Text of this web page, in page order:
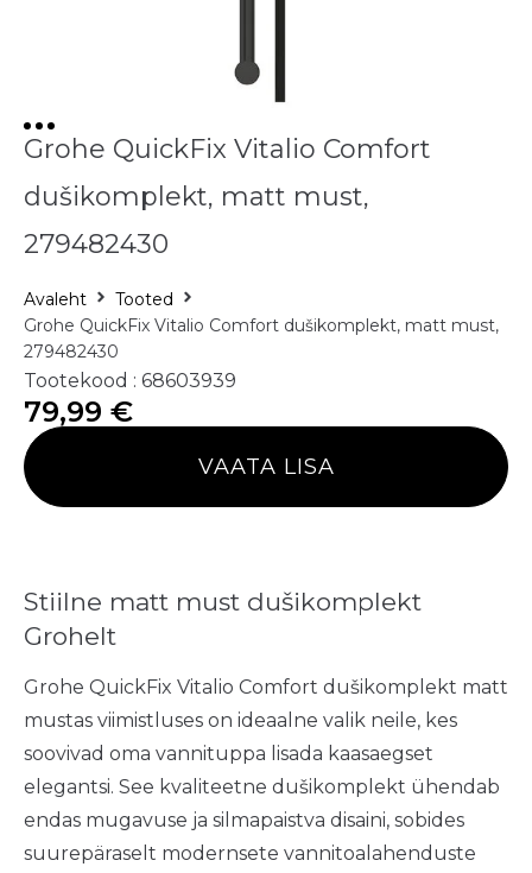
Grohe QuickFix Vitalio Comfort
dušikomplekt, matt must,
279482430
Avaleht
Tooted
Grohe QuickFix Vitalio Comfort dušikomplekt, matt must,
279482430
Tootekood : 68603939
79,99 €
VAATA LISA
Stiilne matt must dušikomplekt
Grohelt
Grohe QuickFix Vitalio Comfort dušikomplekt matt
mustas viimistluses on ideaalne valik neile, kes
soovivad oma vannituppa lisada kaasaegset
elegantsi. See kvaliteetne dušikomplekt ühendab
endas mugavuse ja silmapaistva disaini, sobides
suurepäraselt modernsete vannitoalahenduste